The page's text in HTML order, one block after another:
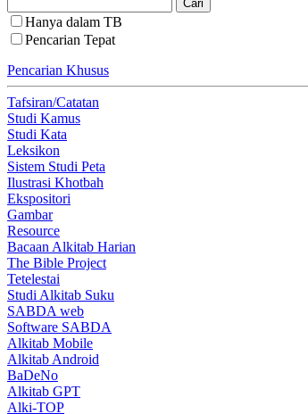
Hanya dalam TB
Pencarian Tepat
Pencarian Khusus
Tafsiran/Catatan
Studi Kamus
Studi Kata
Leksikon
Sistem Studi Peta
Ilustrasi Khotbah
Ekspositori
Gambar
Resource
Bacaan Alkitab Harian
The Bible Project
Tetelestai
Studi Alkitab Suku
SABDA web
Software SABDA
Alkitab Mobile
Alkitab Android
BaDeNo
Alkitab GPT
Alki-TOP